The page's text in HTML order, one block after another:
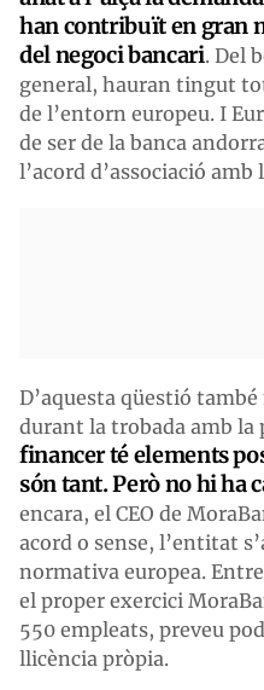
han contribuït en gran
del negoci bancari. Del
general, hauran tingut
de l’entorn europeu. I
de ser de la banca
l’acord d’associació amb
D’aquesta qüestió
durant la trobada amb la
financer té elements
són tant. Però no hi ha
encara, el CEO de
acord o sense, l’entitat
normativa europea.
el proper exercici
550 empleats, preveu
llicència pròpia.